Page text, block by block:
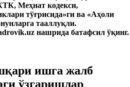
Меҳнат кодекси,
тўғрисида»ги ва «Аҳоли
тааллуқли.
нашрида батафсил ўқинг.
ишга жалб
ўзгаришлар